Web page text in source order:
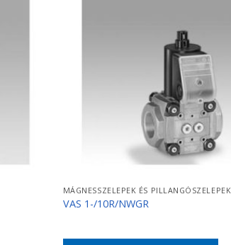
MÁGNESSZELEPEK ÉS PILLANGÓSZELEPEK
VAS 1-/10R/NWGR